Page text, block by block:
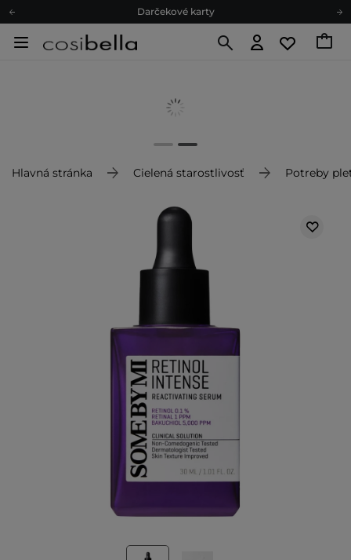
Darčekové karty
Ekologické balenie
Darčekové karty
Hlavná stránka Cielená starostlivosť Potreby